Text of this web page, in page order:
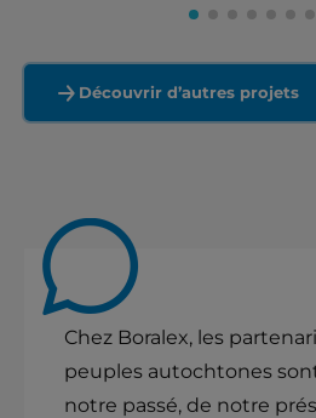
Découvrir d’autres projets
Chez Boralex, les
peuples autochtones
notre passé, de notre